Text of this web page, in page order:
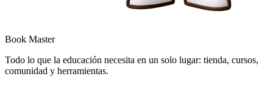
Book Master
Todo lo que la educación necesita en un solo lugar: tienda, cursos,
comunidad y herramientas.